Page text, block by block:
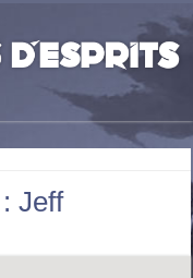
:Jeff